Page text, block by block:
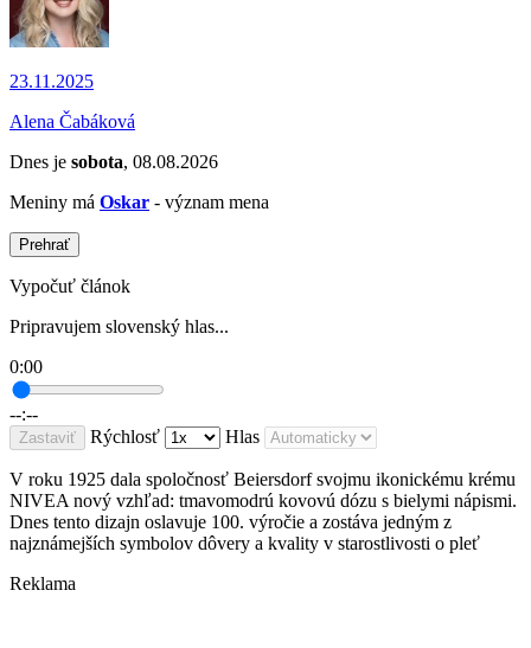
23.11.2025
Alena Čabáková
Dnes je sobota, 08.08.2026
Meniny má Oskar - význam mena
Prehrať
Vypočuť článok
Pripravujem slovenský hlas...
0:00
--:--
Zastaviť Rýchlosť Hlas
V roku 1925 dala spoločnosť Beiersdorf svojmu ikonickému krému
NIVEA nový vzhľad: tmavomodrú kovovú dózu s bielymi nápismi.
Dnes tento dizajn oslavuje 100. výročie a zostáva jedným z
najznámejších symbolov dôvery a kvality v starostlivosti o pleť
Reklama